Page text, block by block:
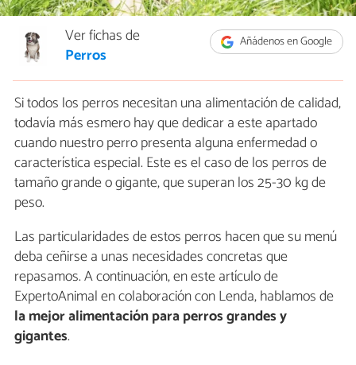
Añádenos en Google
Ver fichas de
Perros
Si todos los perros necesitan una alimentación de calidad,
todavía más esmero hay que dedicar a este apartado
cuando nuestro perro presenta alguna enfermedad o
característica especial. Este es el caso de los perros de
tamaño grande o gigante, que superan los 25-30 kg de
peso.
Las particularidades de estos perros hacen que su menú
deba ceñirse a unas necesidades concretas que
repasamos. A continuación, en este artículo de
ExpertoAnimal en colaboración con Lenda, hablamos de
lamejor alimentación para perros grandes y
gigantes.